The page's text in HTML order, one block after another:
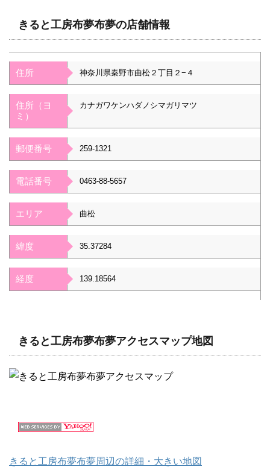
きると工房布夢布夢の店舗情報
住所 神奈川県秦野市曲松２丁目２−４
住所（ヨ
ミ）
カナガワケンハダノシマガリマツ
郵便番号 259-1321
電話番号 0463-88-5657
エリア 曲松
緯度 35.37284
経度 139.18564
きると工房布夢布夢アクセスマップ地図
きると工房布夢布夢周辺の詳細・大きい地図